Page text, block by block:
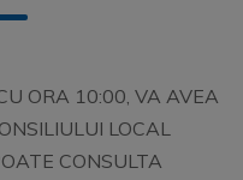
ORA 10:00, VA AVEA
LOCAL
CONSULTA